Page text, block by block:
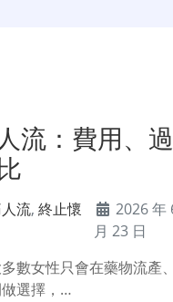
流：費用、過
流,終止懷
2026 年
月 23 日
數女性只會在藥物流產
選擇，…